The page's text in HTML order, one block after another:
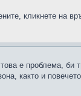
кликнете на
е проблема,
и